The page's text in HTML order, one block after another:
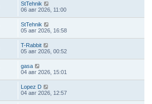
StTehnik
06 авг 2026, 11:00
StTehnik
05 авг 2026, 16:58
T-Rabbit
05 авг 2026, 00:52
gasa
04 авг 2026, 15:01
Lopez D
04 авг 2026, 12:57